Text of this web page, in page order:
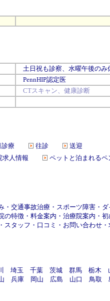
土日祝も診察、水曜午後のみ
PennHIP認定医
CTスキャン、健康診断
診療 往診
送迎
求人情報 ペットと泊まれるペ
・ 交通事故治療 ・ スポーツ障害 ・ ダ
の特徴 ・ 料金案内 ・ 治療院案内 ・ 初
・ スタッフ ・ 口コミ ・ お問い合わせ ・
埼玉 千葉 茨城 群馬 栃木
兵庫 岡山 広島 山口 鳥取